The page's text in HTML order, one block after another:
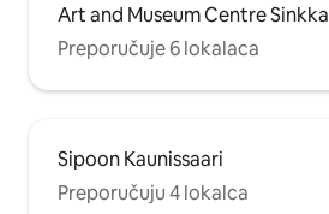
Art and Museum Centre Sinkka
Preporučuje 6 lokalaca
Sipoon Kaunissaari
Preporučuju 4 lokalca